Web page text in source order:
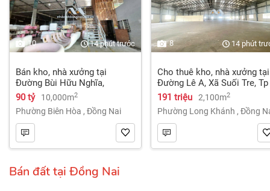
10 14 phút trước
Bán kho, nhà xưởng tại
Đường Bùi Hữu Nghĩa,
Phường Tân Hạnh, Biên Hòa,
Đồng Nai giá 90 tỷ
90 tỷ 10,000m2
Phường Biên Hòa , Đồng Nai
8 14 phút
Cho thuê kho, nhà xưởng tại
Đường Lê A, Xã Suối Tre, Tp
Long Khánh, Đồng Nai giá
191 Triệu
191 triệu 2,100m2
Phường Long Khánh , Đồng
Bán đất tại Đồng Nai